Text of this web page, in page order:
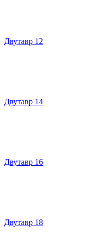
Двутавр 12
Двутавр 14
Двутавр 16
Двутавр 18